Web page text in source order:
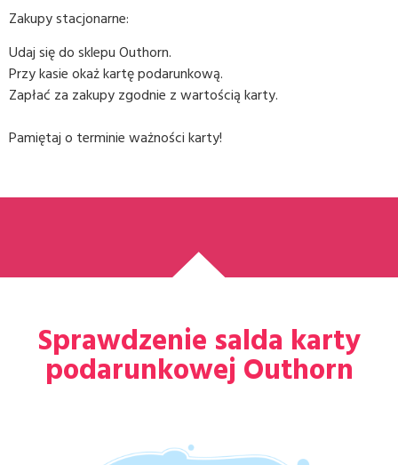
Zakupy stacjonarne:
Udaj się do sklepu Outhorn.
Przy kasie okaż kartę podarunkową.
Zapłać za zakupy zgodnie z wartością karty.
Pamiętaj o terminie ważności karty!
Sprawdzenie salda karty
podarunkowej Outhorn